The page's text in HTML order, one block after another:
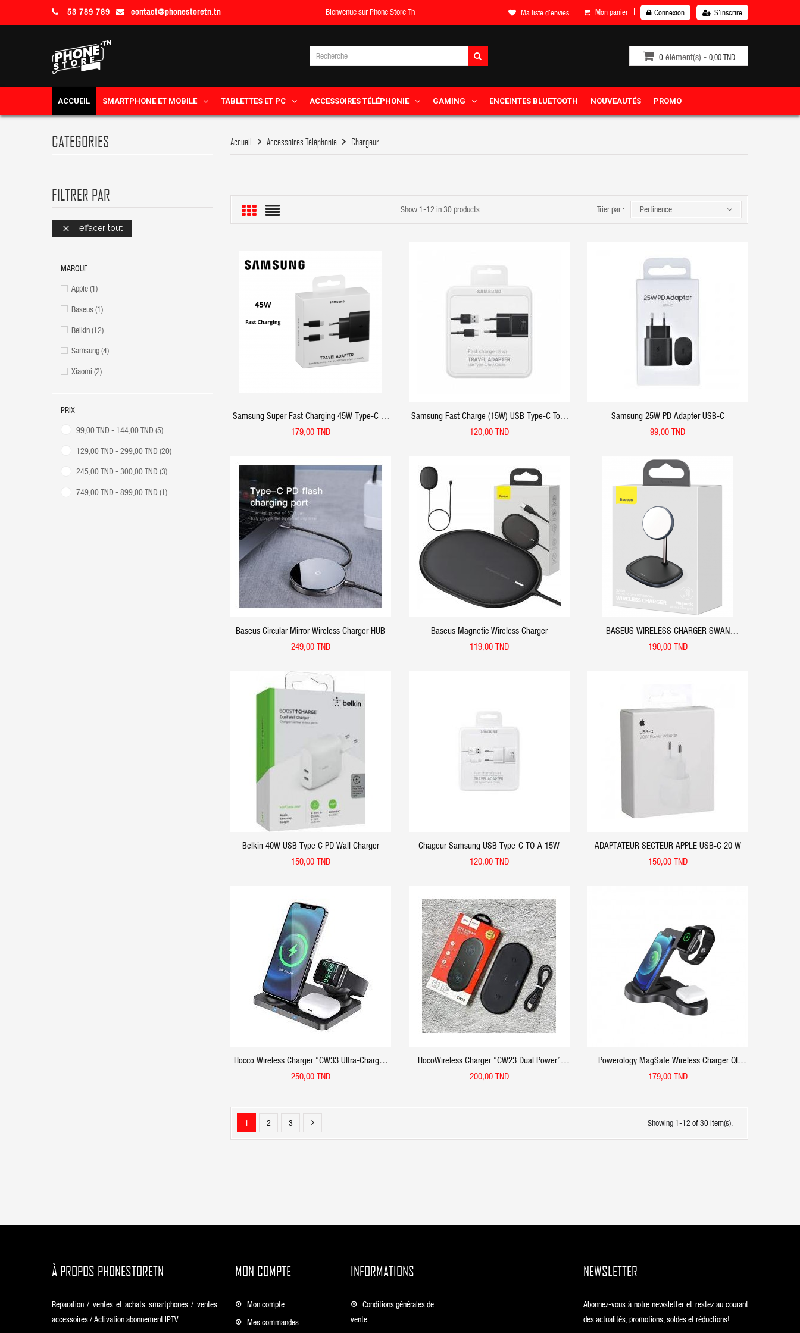
53 789 789 contact@phonestoretn.tn Bienvenue sur Phone Store Tn Ma liste d'envies Mon panier Connexion S'inscrire
0 élément(s) - 0,00 TND
ACCUEIL SMARTPHONE ET MOBILE TABLETTES ET PC ACCESSOIRES TÉLÉPHONIE GAMING ENCEINTES BLUETOOTH NOUVEAUTÉS PROMO
CATEGORIES
FILTRER PAR
 effacer tout
MARQUE
Apple(1)
Baseus(1)
Belkin(12)
Samsung(4)
Xiaomi (2)
PRIX
99,00 TND - 144,00 TND (5)
129,00 TND - 299,00 TND (20)
245,00 TND - 300,00 TND (3)
749,00 TND - 899,00 TND (1)
Accueil Accessoires Téléphonie Chargeur
Show 1-12 in 30 products. Trier par : Pertinence
APERÇU RAPIDE
Samsung Super Fast Charging 45W Type-C To
Type-C
179,00 TND
Samsung Fast Charge (15W) USB Type-C To À
Cable
120,00 TND
APERÇU RAPIDE
Samsung 25W PD Adapter USB-C
99,00 TND
APERÇU RAPIDE
Baseus Circular Mirror Wireless Charger HUB
249,00 TND
APERÇU RAPIDE
Baseus Magnetic Wireless Charger
119,00 TND
APERÇU RAPIDE
BASEUS WIRELESS CHARGER SWAN
MAGNETIC DESKTOP BRACKET BLACK
190,00 TND
Belkin 40W USB Type C PD Wall Charger
150,00 TND
APERÇU RAPIDE
Chageur Samsung USB Type-C TO-A 15W
120,00 TND
APERÇU RAPIDE
ADAPTATEUR SECTEUR APPLE USB‑C 20 W
150,00 TND
APERÇU RAPIDE
Hocco Wireless Charger “CW33 Ultra-Charge”
Charging Dock CW33 Ultra-Ch
250,00 TND
APERÇU RAPIDE
HocoWireless Charger “CW23 Dual Power”
Tabletop Charging Dock
200,00 TND
APERÇU RAPIDE
Powerology MagSafe Wireless Charger QI
Magnetic 3 In 1
179,00 TND
1 2 3 Showing 1-12 of 30 item(s).
À PROPOS PHONESTORETN
Réparation / ventes et achats smartphones / ventes
accessoires / Activation abonnement IPTV
MON COMPTE
Mon compte
Mes commandes
INFORMATIONS
Conditions générales de
vente
NEWSLETTER
Abonnez-vous à notre newsletter et restez au courant
des actualités, promotions, soldes et réductions!